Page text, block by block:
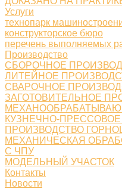
Услуги
технопарк
конструкторское бюро
перечень выполняемых
Производство
СБОРОЧНОЕ
ЛИТЕЙНОЕ
СВАРОЧНОЕ
ЗАГОТОВИТЕЛЬНОЕ
КУЗНЕЧНО-
ПРОИЗВОДСТВО
МЕХАНИЧЕСКАЯ
С ЧПУ
МОДЕЛЬНЫЙ УЧАСТОК
Контакты
Новости